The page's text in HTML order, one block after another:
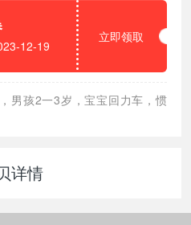
12-19
立即领取
男孩2一3岁，宝宝回力车，惯
详情